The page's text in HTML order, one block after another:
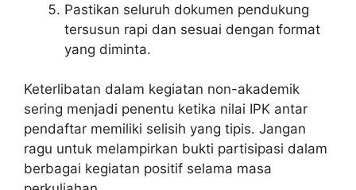
Pastikan seluruh dokumen pendukung
tersusun rapi dan sesuai dengan format
yang diminta.
Keterlibatan dalam kegiatan non-akademik
sering menjadi penentu ketika nilai IPK antar
pendaftar memiliki selisih yang tipis. Jangan
ragu untuk melampirkan bukti partisipasi dalam
berbagai kegiatan positif selama masa